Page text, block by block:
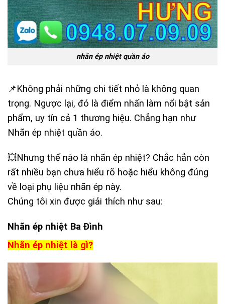
nhãn ép nhiệt quần áo
📌Không phải những chi tiết nhỏ là không quan
trọng. Ngược lại, đó là điểm nhấn làm nổi bật sản
phẩm, uy tín cả 1 thương hiệu. Chẳng hạn như
Nhãn ép nhiệt quần áo.
💥Nhưng thế nào là nhãn ép nhiệt? Chắc hẳn còn
rất nhiều bạn chưa hiểu rõ hoặc hiểu không đúng
về loại phụ liệu nhãn ép này.
Chúng tôi xin được giải thích như sau:
Nhãn ép nhiệt Ba Đình
Nhãn ép nhiệt là gì?